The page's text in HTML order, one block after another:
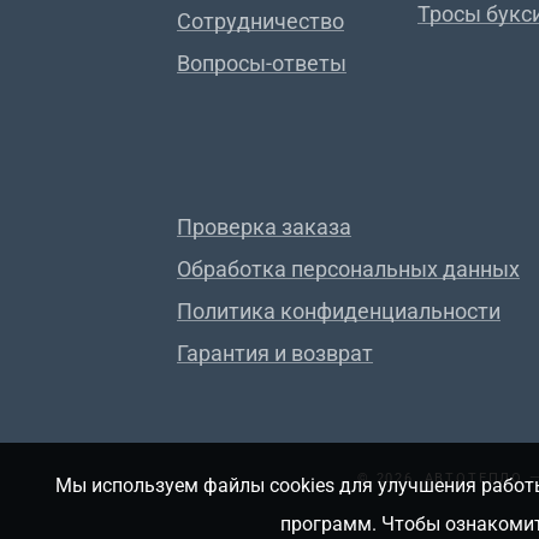
Сотрудничество
Вопросы-ответы
Тросы
Проверка заказа
Обработка персональных данных
Политика конфиденциальности
Гарантия и возврат
© 2026, АВТОТЕПЛО
Мы используем файлы cookies для улучшения
программ. Чтобы